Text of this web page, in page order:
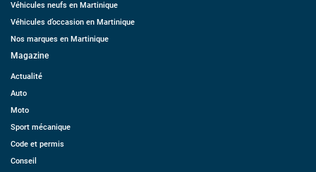
Véhicules neufs en Martinique
Véhicules d’occasion en Martinique
Nos marques en Martinique
Magazine
Actualité
Auto
Moto
Sport mécanique
Code et permis
Conseil